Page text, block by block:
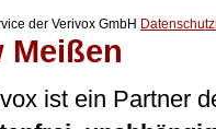
der Verivox GmbH
Meißen
ist ein Partner